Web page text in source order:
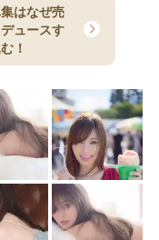
はなぜ売
ュースす
！